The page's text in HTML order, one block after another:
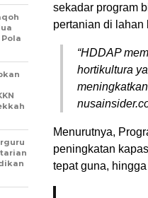
sekadar program
pertanian di lahan
“HDDAP
hortikultura
Menurutnya,
peningkatan
tepat guna,